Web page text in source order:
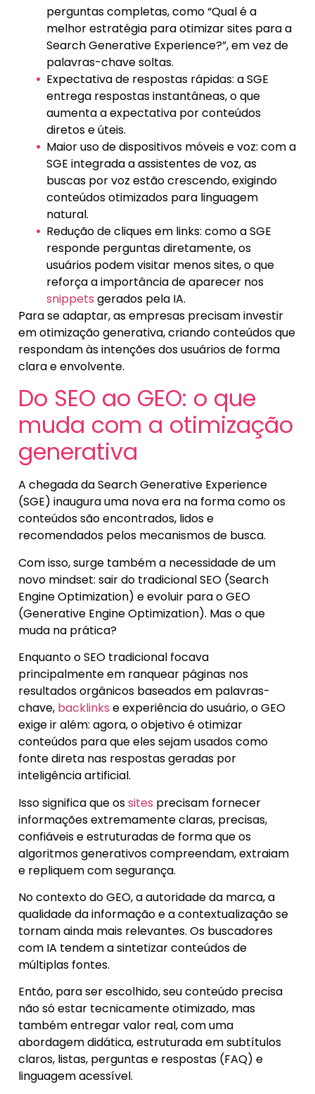
perguntas completas, como “Qual é a
melhor estratégia para otimizar sites para a
Search Generative Experience?”, em vez de
palavras-chave soltas.
Expectativa de respostas rápidas: a SGE
entrega respostas instantâneas, o que
aumenta a expectativa por conteúdos
diretos e úteis.
Maior uso de dispositivos móveis e voz: com a
SGE integrada a assistentes de voz, as
buscas por voz estão crescendo, exigindo
conteúdos otimizados para linguagem
natural.
Redução de cliques em links: como a SGE
responde perguntas diretamente, os
usuários podem visitar menos sites, o que
reforça a importância de aparecer nos
snippets gerados pela IA.
Para se adaptar, as empresas precisam investir
em otimização generativa, criando conteúdos que
respondam às intenções dos usuários de forma
clara e envolvente.
Do SEO ao GEO: o que
muda com a otimização
generativa
A chegada da Search Generative Experience
(SGE) inaugura uma nova era na forma como os
conteúdos são encontrados, lidos e
recomendados pelos mecanismos de busca.
Com isso, surge também a necessidade de um
novo mindset: sair do tradicional SEO (Search
Engine Optimization) e evoluir para o GEO
(Generative Engine Optimization). Mas o que
muda na prática?
Enquanto o SEO tradicional focava
principalmente em ranquear páginas nos
resultados orgânicos baseados em palavras-
chave, backlinks e experiência do usuário, o GEO
exige ir além: agora, o objetivo é otimizar
conteúdos para que eles sejam usados como
fonte direta nas respostas geradas por
inteligência artificial.
Isso significa que ossites precisam fornecer
informações extremamente claras, precisas,
confiáveis e estruturadas de forma que os
algoritmos generativos compreendam, extraiam
e repliquem com segurança.
No contexto do GEO, a autoridade da marca, a
qualidade da informação e a contextualização se
tornam ainda mais relevantes. Os buscadores
com IA tendem a sintetizar conteúdos de
múltiplas fontes.
Então, para ser escolhido, seu conteúdo precisa
não só estar tecnicamente otimizado, mas
também entregar valor real, com uma
abordagem didática, estruturada em subtítulos
claros, listas, perguntas e respostas (FAQ) e
linguagem acessível.